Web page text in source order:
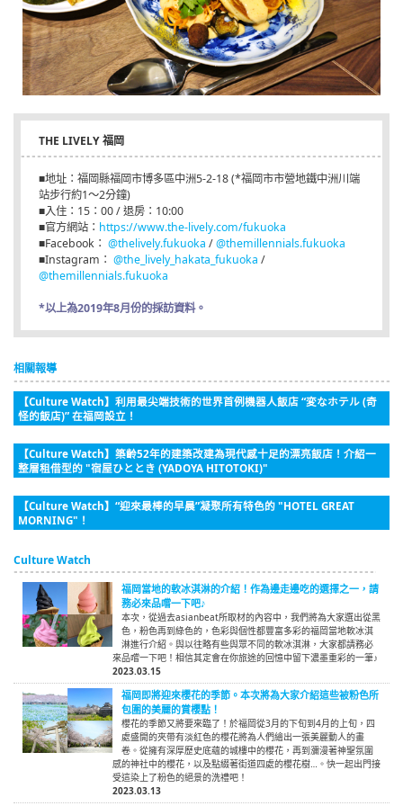
THE LIVELY 福岡
■地址：福岡縣福岡市博多區中洲5-2-18 (*福岡市市營地鐵中洲川端
站步行約1～2分鐘)
■入住：15：00 / 退房：10:00
■官方網站： https://www.the-lively.com/fukuoka
■Facebook： @thelively.fukuoka /@themillennials.fukuoka
■Instagram： @the_lively_hakata_fukuoka /
@themillennials.fukuoka
*以上為2019年8月份的採訪資料。
相關報導
【Culture Watch】利用最尖端技術的世界首例機器人飯店 “変なホテル (奇
怪的飯店)” 在福岡設立！
【Culture Watch】築齡52年的建築改建為現代感十足的漂亮飯店！介紹一
整層租借型的 "宿屋ひととき (YADOYA HITOTOKI)"
【Culture Watch】“迎來最棒的早晨”凝聚所有特色的 "HOTEL GREAT
MORNING"！
Culture Watch
福岡當地的軟冰淇淋的介紹！作為邊走邊吃的選擇之一，請
務必來品嚐一下吧♪
本次，從過去asianbeat所取材的內容中，我們將為大家選出從黑
色，粉色再到綠色的，色彩與個性都豐富多彩的福岡當地軟冰淇
淋進行介紹。與以往略有些與眾不同的軟冰淇淋，大家都請務必
來品嚐一下吧！相信其定會在你旅途的回憶中留下濃墨重彩的一筆♪
2023.03.15
福岡即將迎來櫻花的季節。本次將為大家介紹這些被粉色所
包圍的美麗的賞櫻點！
櫻花的季節又將要來臨了！於福岡從3月的下旬到4月的上旬，四
處盛開的夾帶有淡紅色的櫻花將為人們繪出一張美麗動人的畫
卷。從擁有深厚歷史底蘊的城樓中的櫻花，再到瀰漫著神聖氛圍
感的神社中的櫻花，以及點綴著街道四處的櫻花樹…。快一起出門接
受這染上了粉色的絕景的洗禮吧！
2023.03.13